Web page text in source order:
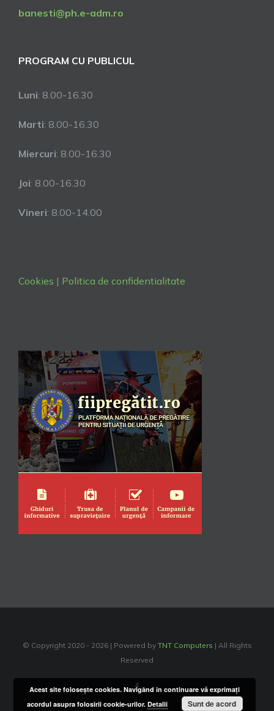
banesti@ph.e-adm.ro
PROGRAM CU PUBLICUL
Luni: 8.00-16.30
Marti: 8.00-16.30
Miercuri: 8.00-16.30
Joi: 8.00-16.30
Vineri: 8.00-14.00
Cookies | Politica de confidentialitate
© Copyright 2020 - 2026 | Powered by TNT Computers | All Rights
Reserved
Facebook
Acest site foloseşte cookies. Navigând în continuare vă exprimaţi
acordul asupra folosirii cookie-urilor. Detalii Sunt de acord